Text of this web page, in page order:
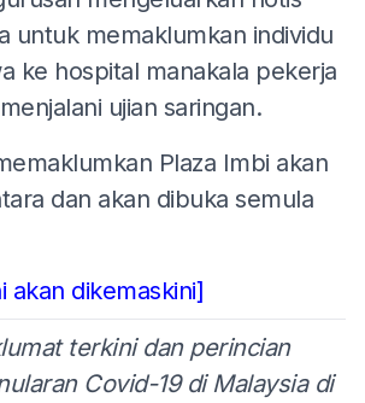
untuk memaklumkan individu
ke hospital manakala pekerja
ujian saringan.
Plaza Imbi akan
dan akan dibuka semula
akan dikemaskini]
terkini dan perincian
Covid-19 di Malaysia di